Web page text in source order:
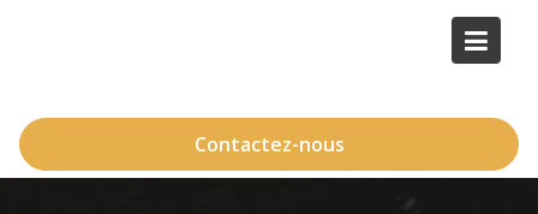
Contactez-nous